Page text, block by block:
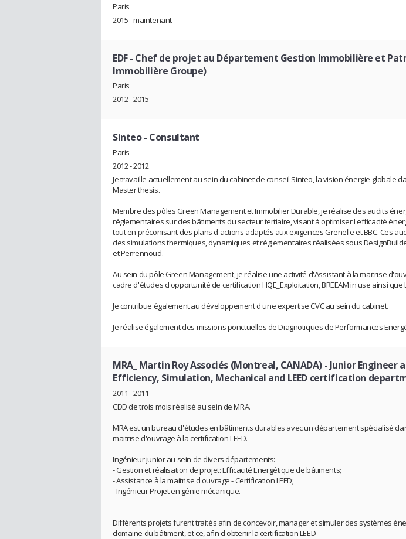
Paris
2015 - maintenant
EDF- Chef de projet au Département Gestion Immobilière et
Immobilière Groupe)
Paris
2012 - 2015
Sinteo- Consultant
Paris
2012 - 2012
Je travaille actuellement au sein du cabinet de conseil Sinteo, la vision énergie globale
Master thesis.
Membre des pôles Green Management et Immobilier Durable, je réalise des audits
réglementaires sur des bâtiments du secteur tertiaire, visant à optimiser l'efficacité
tout en préconisant des plans d'actions adaptés aux exigences Grenelle et BBC. Ces
des simulations thermiques, dynamiques et réglementaires réalisées sous
et Perrennoud.
Au sein du pôle Green Management, je réalise une activité d'Assistant à la maitrise
cadre d'études d'opportunité de certification HQE_Exploitation, BREEAM in use ainsi que
Je contribue également au développement d'une expertise CVC au sein du cabinet.
Je réalise également des missions ponctuelles de Diagnotiques de Performances
MRA_ Martin Roy Associés (Montreal, CANADA)- Junior Engineer
Efficiency, Simulation, Mechanical and LEED certification
2011 - 2011
CDD de trois mois réalisé au sein de MRA.
MRA est un bureau d'études en bâtiments durables avec un département spécialisé
maitrise d'ouvrage à la certification LEED.
Ingénieur junior au sein de divers départements:
- Gestion et réalisation de projet: Efficacité Energétique de bâtiments;
- Assistance à la maitrise d'ouvrage - Certification LEED;
- Ingénieur Projet en génie mécanique.
Différents projets furent traités afin de concevoir, manager et simuler des systèmes
domaine du bâtiment, et ce, afin d'obtenir la certification LEED